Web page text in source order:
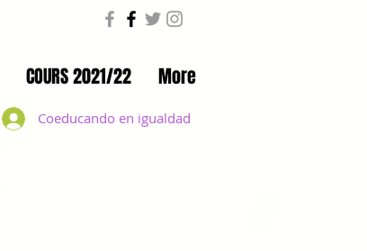
COURS 2021/22 More
Coeducando en igualdad